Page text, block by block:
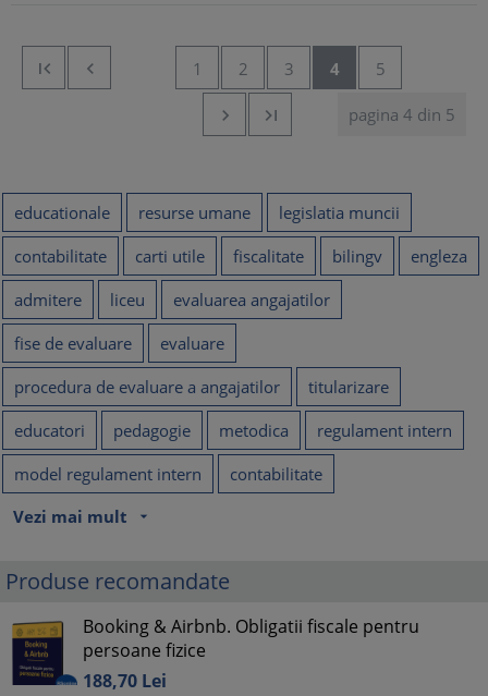
  1 2 3 4 5
pagina 4 din 5


educationale resurse umane
legislatia muncii
contabilitate
carti utile fiscalitate bilingv
engleza
admitere
liceu
evaluarea angajatilor
fise de evaluare
evaluare
procedura de evaluare a angajatilor
titularizare
educatori
pedagogie metodica
regulament intern
model regulament intern
contabilitate
Vezi mai mult
arrow_drop_down
Produse recomandate
Booking & Airbnb. Obligatii fiscale pentru
persoane fizice
188,70 Lei